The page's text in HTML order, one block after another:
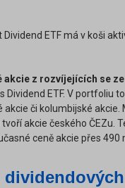
ETF má v koši
akcie z rozvíjejících se
Dividend ETF. V portfoliu
akcie či kolumbijské
akcie českého ČEZu.
ceně akcie přes 490